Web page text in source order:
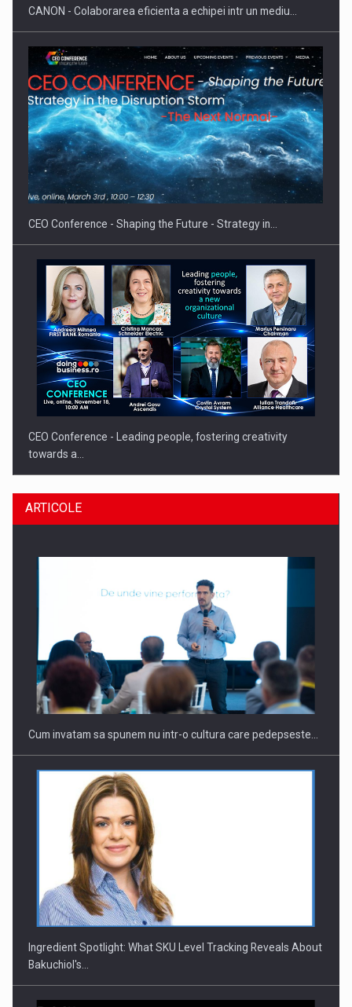
Fondul de investitii BoldMind si echipa de management a…
CANON - Colaborarea eficienta a echipei intr un mediu…
CEO Conference - Shaping the Future - Strategy in…
CEO Conference - Leading people, fostering creativity
towards a…
CEO Conference - Shaping The Future - Technology and…
Webinar - Business Evolution-RETHINK STRATEGY-Finantare
Investitii Digitalizare
ARTICOLE
Cum invatam sa spunem nu intr-o cultura care pedepseste…
Ingredient Spotlight: What SKU Level Tracking Reveals About
Bakuchiol's…